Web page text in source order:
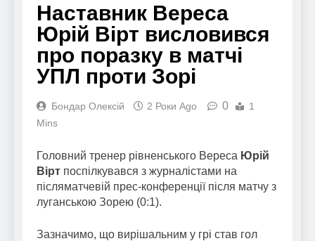
Наставник Вереса
Юрій Вірт висловився
про поразку в матчі
УПЛ проти Зорі
Бондар Олексій 2 Роки Ago 0
1
Mins
Головний тренер рівненського Вереса Юрій
Вірт поспілкувався з журналістами на
післяматчевій прес-конференції після матчу з
луганською Зорею (0:1).
Зазначимо, що вирішальним у грі став гол